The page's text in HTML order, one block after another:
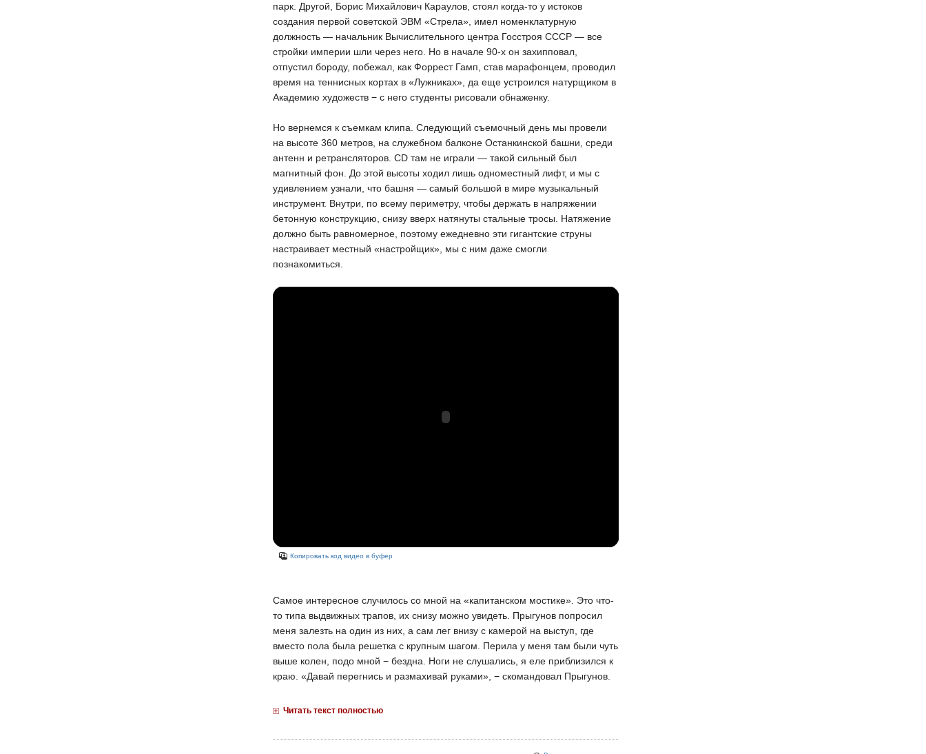
парк. Другой, Борис Михайлович Караулов, стоял когда-то у истоков
создания первой советской ЭВМ «Стрела», имел номенклатурную
должность — начальник Вычислительного центра Госстроя СССР — все
стройки империи шли через него. Но в начале 90-х он захипповал,
отпустил бороду, побежал, как Форрест Гамп, став марафонцем, проводил
время на теннисных кортах в «Лужниках», да еще устроился натурщиком в
Академию художеств − с него студенты рисовали обнаженку.
Но вернемся к съемкам клипа. Следующий съемочный день мы провели
на высоте 360 метров, на служебном балконе Останкинской башни, среди
антенн и ретрансляторов. CD там не играли — такой сильный был
магнитный фон. До этой высоты ходил лишь одноместный лифт, и мы с
удивлением узнали, что башня — самый большой в мире музыкальный
инструмент. Внутри, по всему периметру, чтобы держать в напряжении
бетонную конструкцию, снизу вверх натянуты стальные тросы. Натяжение
должно быть равномерное, поэтому ежедневно эти гигантские струны
настраивает местный «настройщик», мы с ним даже смогли
познакомиться.
Копировать код видео в буфер
Самое интересное случилось со мной на «капитанском мостике». Это что-
то типа выдвижных трапов, их снизу можно увидеть. Прыгунов попросил
меня залезть на один из них, а сам лег внизу с камерой на выступ, где
вместо пола была решетка с крупным шагом. Перила у меня там были чуть
выше колен, подо мной − бездна. Ноги не слушались, я еле приблизился к
краю. «Давай перегнись и размахивай руками», − скомандовал Прыгунов.
Читать текст полностью